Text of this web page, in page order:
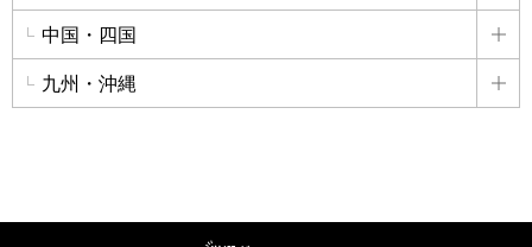
中国・四国
詳
九州・沖縄
詳